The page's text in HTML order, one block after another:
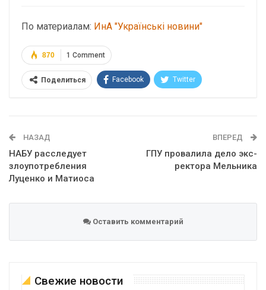
По материалам: ИнА "Українські новини"
1 Comment
870
Поделиться Facebook Twitter
НАЗАД
НАБУ расследует
злоупотребления
Луценко и Матиоса
ВПЕРЕД
ГПУ провалила дело экс-
ректора Мельника
Оставить комментарий
Свежие новости